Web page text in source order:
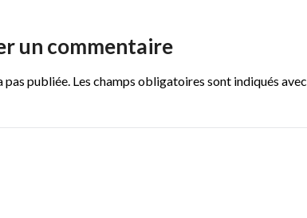
un commentaire
pas publiée. Les champs obligatoires sont indiqués avec